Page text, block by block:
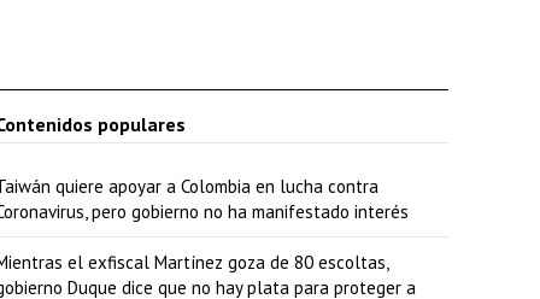
u
e
n
t
populares
quiere apoyar a Colombia en lucha contra
pero gobierno no ha manifestado interés
el exfiscal Martínez goza de 80 escoltas,
Duque dice que no hay plata para proteger a